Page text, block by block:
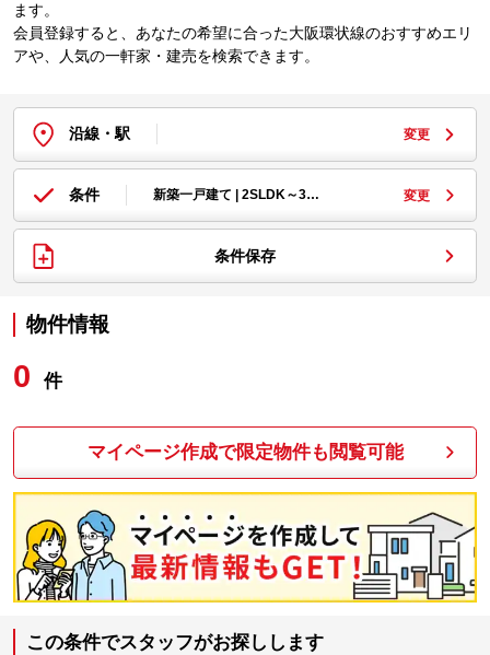
ます。
会員登録すると、あなたの希望に合った大阪環状線のおすすめエリ
アや、人気の一軒家・建売を検索できます。
沿線・駅 変更
条件 新築一戸建て | 2SLDK～3… 変更
条件保存
物件情報
0 件
マイページ作成で限定物件も閲覧可能
この条件でスタッフがお探しします